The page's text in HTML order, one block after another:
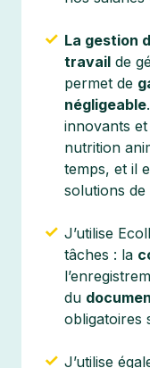
La gestion
travail de
permet de
négligeable
innovants
nutrition
temps, et il
solutions de
J’utilise
tâches : la
du
obligatoires
J’utilise